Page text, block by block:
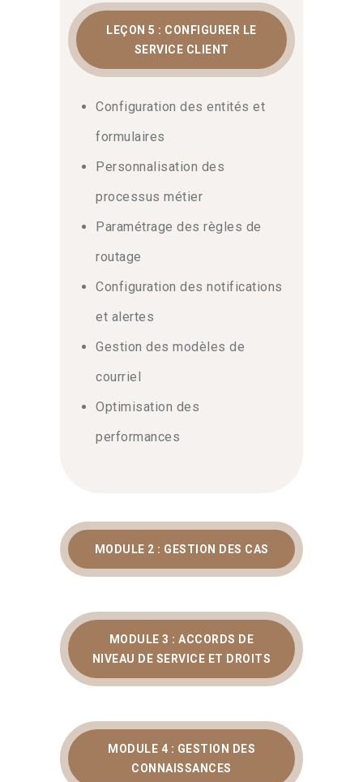
LEÇON 5 : CONFIGURER LE
SERVICE CLIENT
Configuration des entités et
formulaires
Personnalisation des
processus métier
Paramétrage des règles de
routage
Configuration des notifications
et alertes
Gestion des modèles de
courriel
Optimisation des
performances
MODULE 2 : GESTION DES CAS
MODULE 3 : ACCORDS DE
NIVEAU DE SERVICE ET DROITS
MODULE 4 : GESTION DES
CONNAISSANCES